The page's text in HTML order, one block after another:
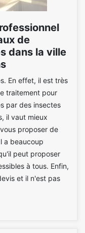
de
dans la ville
En effet, il est très
traitement pour
par des insectes
il vaut mieux
proposer de
a beaucoup
peut proposer
à tous. Enfin,
et il n'est pas